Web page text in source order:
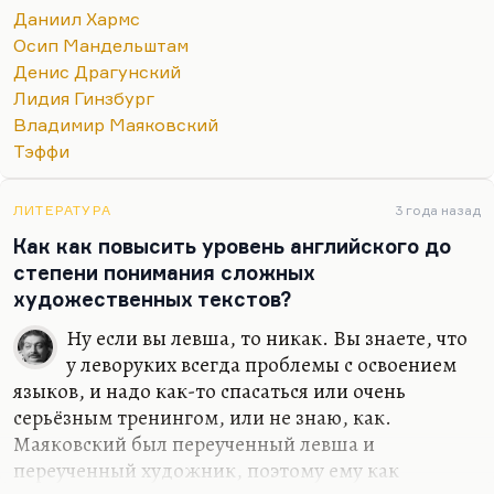
выражался во множестве компульсий. Да, это
прерогатива людей, тонко чувствующих мир. Это
особенность людей, у которых с миром более
тонкая связь. Я так думаю. Или, может быть, это
вариант сюжетостроения: человек защищается от
сути мира, придумывая себе ритуалы. Значит, он
интуитивно.
Вообще, компульсии – это такие конвульсии духа
всегда. Я…
Даниил Хармс
Осип Мандельштам
Денис Драгунский
Лидия Гинзбург
Владимир Маяковский
Тэффи
ЛИТЕРАТУРА 3 года назад
Как как повысить уровень английского до
степени понимания сложных
художественных текстов?
Ну если вы левша, то никак. Вы знаете, что
у леворуких всегда проблемы с освоением
языков, и надо как-то спасаться или очень
серьёзным тренингом, или не знаю, как.
Маяковский был переученный левша и
переученный художник, поэтому ему как